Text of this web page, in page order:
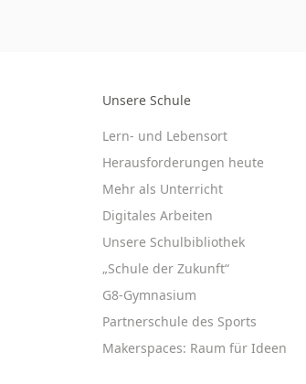
Unsere Schule
Lern- und Lebensort
Herausforderungen heute
Mehr als Unterricht
Digitales Arbeiten
Unsere Schulbibliothek
„Schule der Zukunft“
G8-Gymnasium
Partnerschule des Sports
Makerspaces: Raum für Ideen